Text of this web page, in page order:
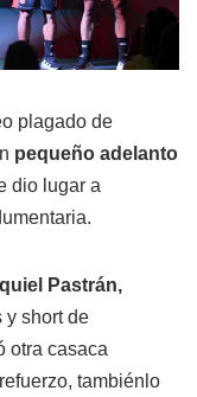
plagado de
pequeño adelanto
dio lugar a
Pastrán,
y short de
otra casaca
tambiénlo